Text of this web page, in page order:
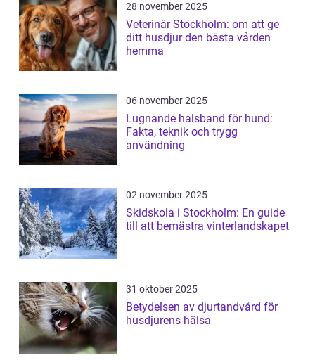
28 november 2025
Veterinär Stockholm: om att ge
ditt husdjur den bästa vården
hemma
06 november 2025
Lugnande halsband för hund:
Fakta, teknik och trygg
användning
02 november 2025
Skidskola i Stockholm: En guide
till att bemästra vinterlandskapet
31 oktober 2025
Betydelsen av djurtandvård för
husdjurens hälsa